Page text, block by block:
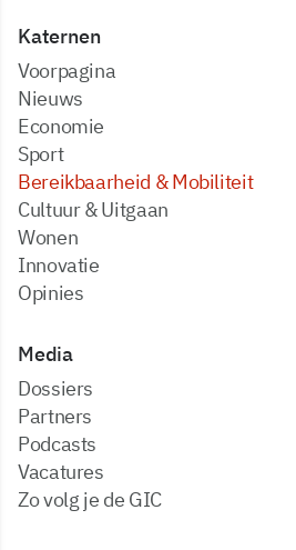
Katernen
Voorpagina
Nieuws
Economie
Sport
Bereikbaarheid & Mobiliteit
Cultuur & Uitgaan
Wonen
Innovatie
Opinies
Media
dossiers
partners
podcasts
vacatures
zo volg je de GIC